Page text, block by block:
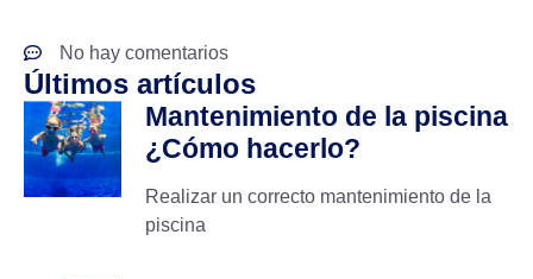
No hay comentarios
Últimos artículos
Mantenimiento de la piscina
¿Cómo hacerlo?
Realizar un correcto mantenimiento de la
piscina